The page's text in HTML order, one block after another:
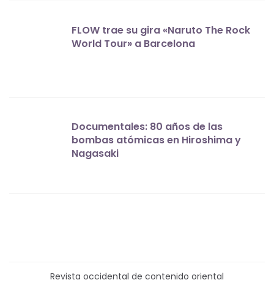
FLOW trae su gira «Naruto The Rock
World Tour» a Barcelona
Documentales: 80 años de las
bombas atómicas en Hiroshima y
Nagasaki
Revista occidental de contenido oriental